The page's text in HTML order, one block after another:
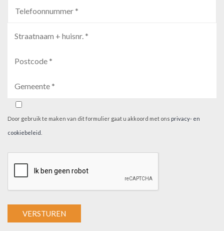
Door gebruik te maken van dit formulier gaat u akkoord met ons privacy- en
cookiebeleid